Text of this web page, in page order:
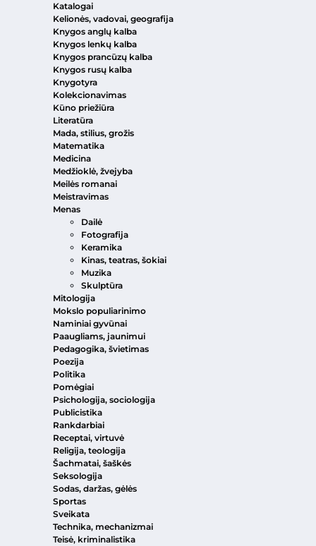
Katalogai
Kelionės, vadovai, geografija
Knygos anglų kalba
Knygos lenkų kalba
Knygos prancūzų kalba
Knygos rusų kalba
Knygotyra
Kolekcionavimas
Kūno priežiūra
Literatūra
Mada, stilius, grožis
Matematika
Medicina
Medžioklė, žvejyba
Meilės romanai
Meistravimas
Menas
Dailė
Fotografija
Keramika
Kinas, teatras, šokiai
Muzika
Skulptūra
Mitologija
Mokslo populiarinimo
Naminiai gyvūnai
Paaugliams, jaunimui
Pedagogika, švietimas
Poezija
Politika
Pomėgiai
Psichologija, sociologija
Publicistika
Rankdarbiai
Receptai, virtuvė
Religija, teologija
Šachmatai, šaškės
Seksologija
Sodas, daržas, gėlės
Sportas
Sveikata
Technika, mechanizmai
Teisė, kriminalistika